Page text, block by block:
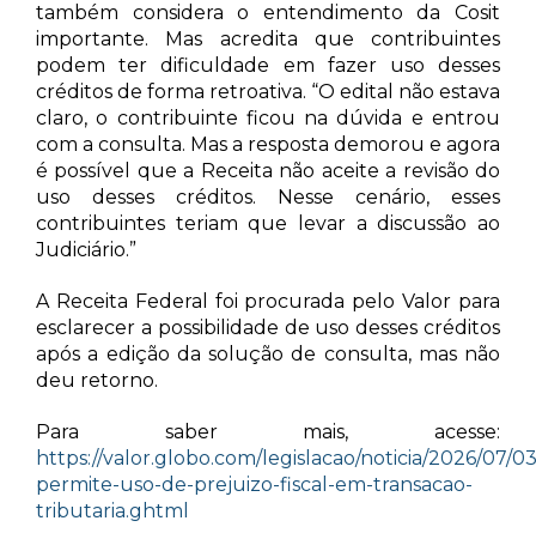
também considera o entendimento da Cosit
importante. Mas acredita que contribuintes
podem ter dificuldade em fazer uso desses
créditos de forma retroativa. “O edital não estava
claro, o contribuinte ficou na dúvida e entrou
com a consulta. Mas a resposta demorou e agora
é possível que a Receita não aceite a revisão do
uso desses créditos. Nesse cenário, esses
contribuintes teriam que levar a discussão ao
Judiciário.”
A Receita Federal foi procurada pelo Valor para
esclarecer a possibilidade de uso desses créditos
após a edição da solução de consulta, mas não
deu retorno.
Para saber mais, acesse:
https://valor.globo.com/legislacao/noticia/2026/07/
permite-uso-de-prejuizo-fiscal-em-transacao-
tributaria.ghtml